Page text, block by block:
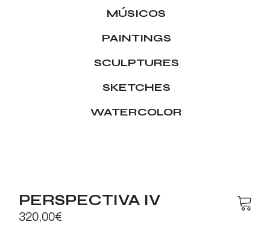
MÚSICOS
PAINTINGS
SCULPTURES
SKETCHES
WATERCOLOR
PERSPECTIVA IV
320,00€